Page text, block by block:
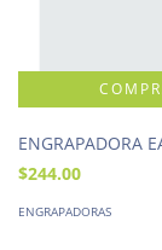
ENGRAPADORA
$244.00
ENGRAPADORAS